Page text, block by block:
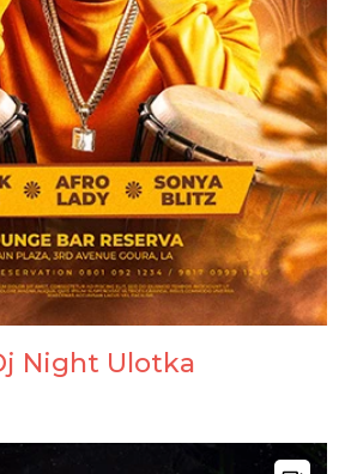
Night Ulotka